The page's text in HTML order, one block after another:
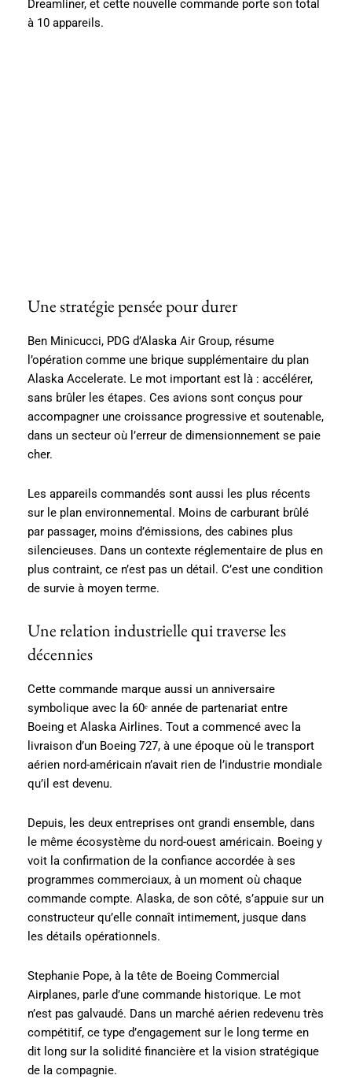
Dreamliner, et cette nouvelle commande porte son total
à 10 appareils.
Une stratégie pensée pour durer
Ben Minicucci, PDG d’Alaska Air Group, résume
l’opération comme une brique supplémentaire du plan
Alaska Accelerate. Le mot important est là : accélérer,
sans brûler les étapes. Ces avions sont conçus pour
accompagner une croissance progressive et soutenable,
dans un secteur où l’erreur de dimensionnement se paie
cher.
Les appareils commandés sont aussi les plus récents
sur le plan environnemental. Moins de carburant brûlé
par passager, moins d’émissions, des cabines plus
silencieuses. Dans un contexte réglementaire de plus en
plus contraint, ce n’est pas un détail. C’est une condition
de survie à moyen terme.
Une relation industrielle qui traverse les
décennies
Cette commande marque aussi un anniversaire
symbolique avec la 60ᵉ année de partenariat entre
Boeing et Alaska Airlines. Tout a commencé avec la
livraison d’un Boeing 727, à une époque où le transport
aérien nord-américain n’avait rien de l’industrie mondiale
qu’il est devenu.
Depuis, les deux entreprises ont grandi ensemble, dans
le même écosystème du nord-ouest américain. Boeing y
voit la confirmation de la confiance accordée à ses
programmes commerciaux, à un moment où chaque
commande compte. Alaska, de son côté, s’appuie sur un
constructeur qu’elle connaît intimement, jusque dans
les détails opérationnels.
Stephanie Pope, à la tête de Boeing Commercial
Airplanes, parle d’une commande historique. Le mot
n’est pas galvaudé. Dans un marché aérien redevenu très
compétitif, ce type d’engagement sur le long terme en
dit long sur la solidité financière et la vision stratégique
de la compagnie.